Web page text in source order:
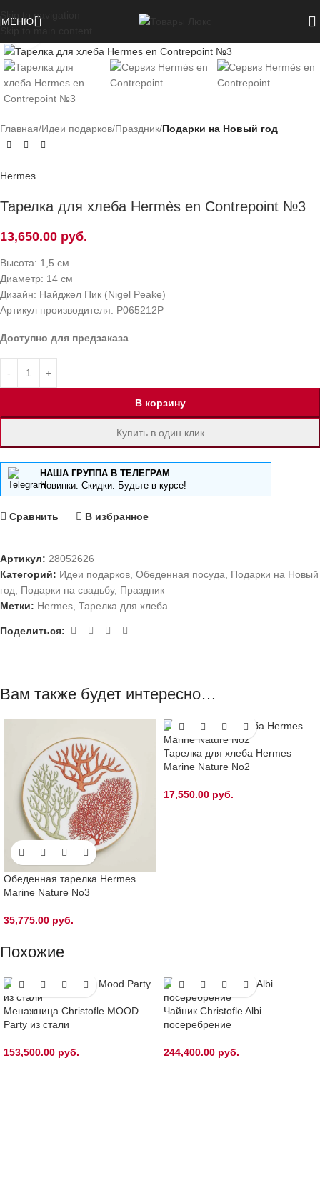
Skip to navigation
МЕНЮ
Главная Идеи подарков Праздник Подарки на Новый год
Hermes
Тарелка для хлеба Hermès en Contrepoint №3
13,650.00 руб.
Высота: 1,5 см
Диаметр: 14 см
Дизайн: Найджел Пик (Nigel Peake)
Артикул производителя: P065212P
Доступно для предзаказа
В корзину
Купить в один клик
НАША ГРУППА В ТЕЛЕГРАМ
Новинки. Скидки. Будьте в курсе!
Сравнить В избранное
Артикул: 28052626
Категорий: Идеи подарков, Обеденная посуда, Подарки на Новый
год, Подарки на свадьбу, Праздник
Метки: Hermes, Тарелка для хлеба
Поделиться:
Вам также будет интересно…
Обеденная тарелка Hermes
Marine Nature No3
35,775.00 руб.
Тарелка для хлеба Hermes
Marine Nature No2
17,550.00 руб.
Похожие
Менажница Christofle MOOD
Party из стали
153,500.00 руб.
Чайник Christofle Albi
посеребрение
244,400.00 руб.